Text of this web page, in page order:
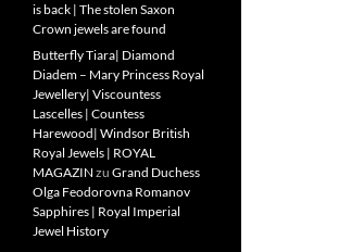
is back | The stolen Saxon
Crown jewels are found
Butterfly Tiara| Diamond
Diadem – Mary Princess Royal
Jewellery| Viscountess
Lascelles | Countess
Harewood| Windsor British
Royal Jewels | ROYAL
MAGAZIN zu Grand Duchess
Olga Feodorovna Romanov
Sapphires | Royal Imperial
Jewel History